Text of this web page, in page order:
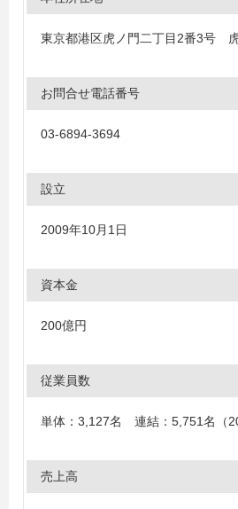
東京都港区虎ノ門二丁目2番3号
お問合せ電話番号
03-6894-3694
設立
2009年10月1日
資本金
200億円
従業員数
単体：3,127名 連結：5,751名（
売上高